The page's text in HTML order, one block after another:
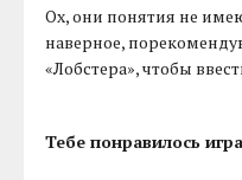
Ох, они понятия не
наверное,
«Лобстера», чтобы
Тебе понравилось